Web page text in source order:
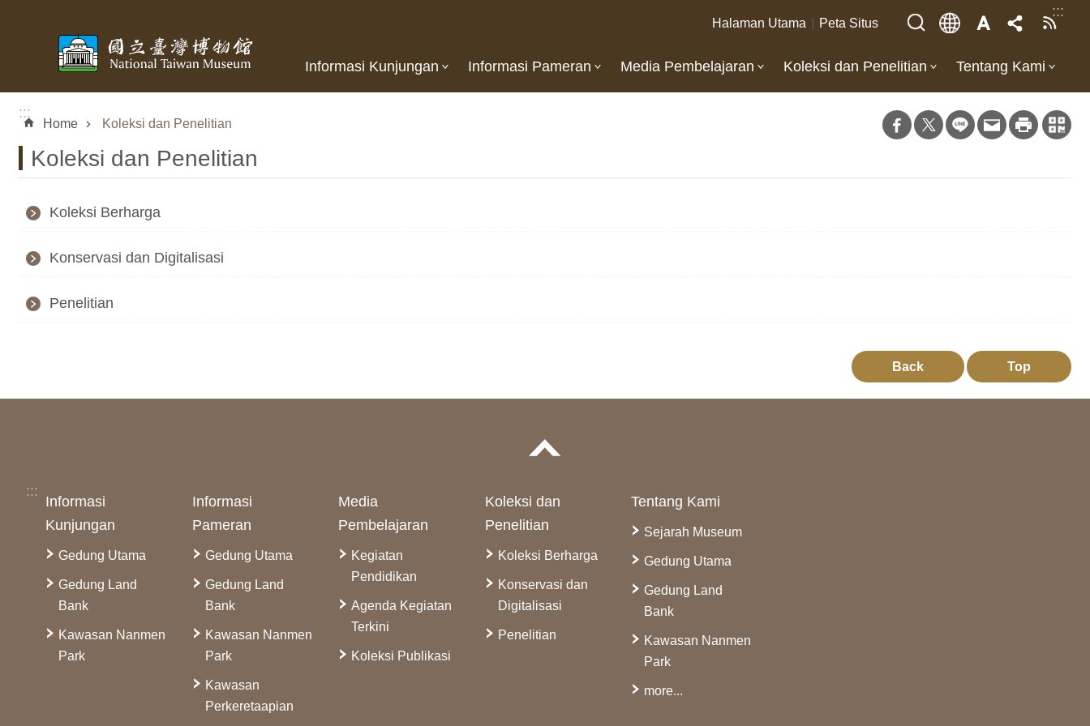
:::
Halaman Utama Peta Situs
Informasi Kunjungan Informasi Pameran Media Pembelajaran Koleksi dan Penelitian Tentang Kami
:::
Home Koleksi dan Penelitian
Koleksi dan Penelitian
Koleksi Berharga
Konservasi dan Digitalisasi
Penelitian
Back Top
:::
Informasi
Kunjungan
Gedung Utama
Gedung Land
Bank
Kawasan Nanmen
Park
Informasi
Pameran
Gedung Utama
Gedung Land
Bank
Kawasan Nanmen
Park
Kawasan
Perkeretaapian
Media
Pembelajaran
Kegiatan
Pendidikan
Agenda Kegiatan
Terkini
Koleksi Publikasi
Koleksi dan
Penelitian
Koleksi Berharga
Konservasi dan
Digitalisasi
Penelitian
Tentang Kami
Sejarah Museum
Gedung Utama
Gedung Land
Bank
Kawasan Nanmen
Park
more...